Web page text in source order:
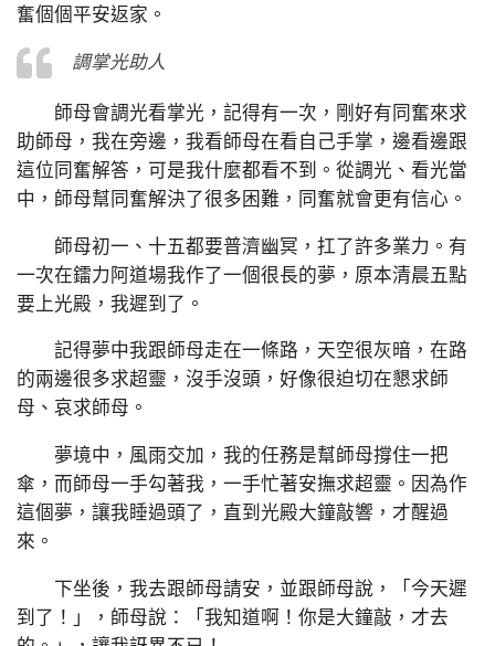
奮個個平安返家。
調掌光助人
師母會調光看掌光，記得有一次，剛好有同奮來求
助師母，我在旁邊，我看師母在看自己手掌，邊看邊跟
這位同奮解答，可是我什麼都看不到。從調光、看光當
中，師母幫同奮解決了很多困難，同奮就會更有信心。
師母初一、十五都要普濟幽冥，扛了許多業力。有
一次在鐳力阿道場我作了一個很長的夢，原本清晨五點
要上光殿，我遲到了。
記得夢中我跟師母走在一條路，天空很灰暗，在路
的兩邊很多求超靈，沒手沒頭，好像很迫切在懇求師
母、哀求師母。
夢境中，風雨交加，我的任務是幫師母撐住一把
傘，而師母一手勾著我，一手忙著安撫求超靈。因為作
這個夢，讓我睡過頭了，直到光殿大鐘敲響，才醒過
來。
下坐後，我去跟師母請安，並跟師母說，「今天遲
到了！」，師母說：「我知道啊！你是大鐘敲，才去